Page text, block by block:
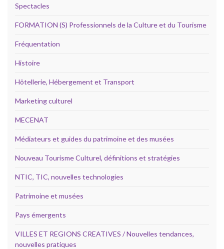
Spectacles
FORMATION (S) Professionnels de la Culture et du Tourisme
Fréquentation
Histoire
Hôtellerie, Hébergement et Transport
Marketing culturel
MECENAT
Médiateurs et guides du patrimoine et des musées
Nouveau Tourisme Culturel, définitions et stratégies
NTIC, TIC, nouvelles technologies
Patrimoine et musées
Pays émergents
VILLES ET REGIONS CREATIVES / Nouvelles tendances,
nouvelles pratiques